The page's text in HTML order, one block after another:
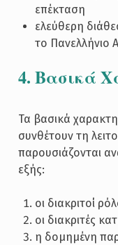
επέκταση
ελεύθερη
το Πανελλήνιο
4. Βασικά
Τα βασικά
συνθέτουν τη
παρουσιάζονται
εξής:
οι διακριτοί
οι διακριτές
η δομημένη